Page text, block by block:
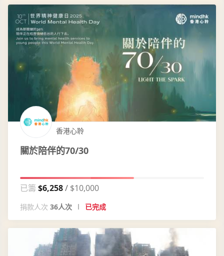
香港心聆
關於陪伴的70/30
已籌 $6,258 $10,000
捐款人次 36人次 已完成